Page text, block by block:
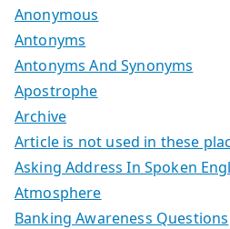
Anonymous
Antonyms
Antonyms And Synonyms
Apostrophe
Archive
Article is not used in these
Asking Address In Spoken
Atmosphere
Banking Awareness Questions